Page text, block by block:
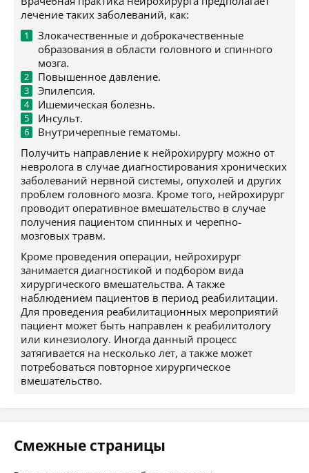
лечение таких заболеваний, как:
Злокачественные и доброкачественные
образования в области головного и спинного
мозга.
Повышенное давление.
Эпилепсия.
Ишемическая болезнь.
Инсульт.
Внутричерепные гематомы.
Получить направление к нейрохирургу можно от
невролога в случае диагностирования хронических
заболеваний нервной системы, опухолей и других
проблем головного мозга. Кроме того, нейрохирург
проводит оперативное вмешательство в случае
получения пациентом спинных и черепно-
мозговых травм.
Кроме проведения операции, нейрохирург
занимается диагностикой и подбором вида
хирургического вмешательства. А также
наблюдением пациентов в период реабилитации.
Для проведения реабилитационных мероприятий
пациент может быть направлен к реабилитологу
или кинезиологу. Иногда данный процесс
затягивается на несколько лет, а также может
потребоваться повторное хирургическое
вмешательство.
Смежные страницы